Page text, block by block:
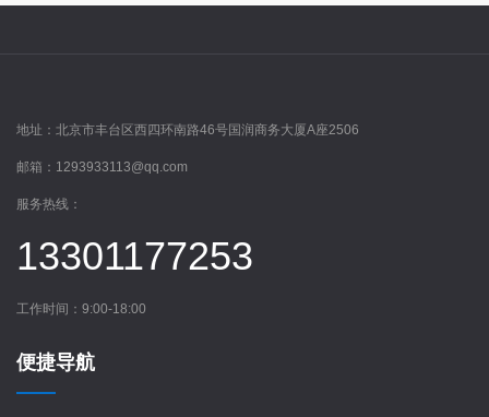
地址： 北京市丰台区西四环南路46号国润商务大厦A座2506
邮箱： 1293933113@qq.com
服务热线：
13301177253
工作时间：9:00-18:00
便捷导航